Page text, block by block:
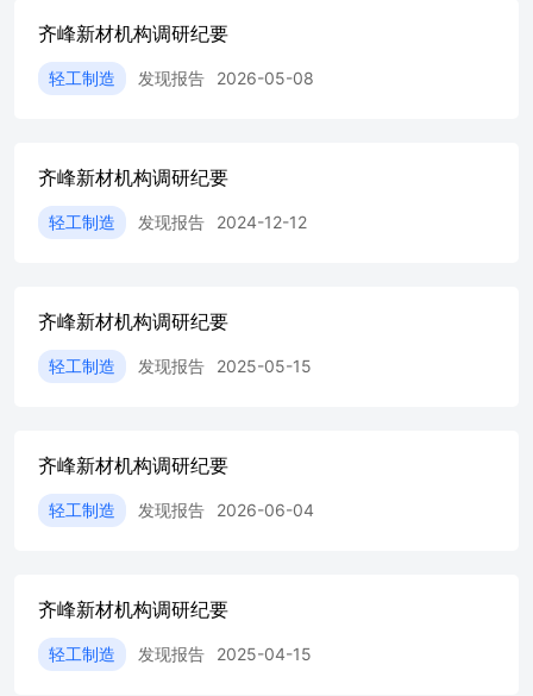
具的内部装饰,是一种“以纸代塑、以纸代木”的优良环保材
纸系列主要用于涂附磨具,被誉为“工业的美容师”,广泛应用
年度,公司实现归属于上市公司股东的净利润1.55亿元,同比
增长37.81%。公司2026年一季度归母净利润4011.18万元,同
比增长124.23%。 一季度经营业绩提升,系多因素协同作用:
量,持续优化产品结构,积极开拓海内外市场,依托规模化生产
与成熟供应链管控优势,使生产经营稳健向好。 三、公司分
红情况 公司自上市以来,每年均进行了分红,公司最近三个会
并保障企业长远发展的基础上,公司积极响应相关要求,通过
实施中期利润分配等方式,优化分红节奏,持续与投资者共享
发展成果,增强投资者获得感。 四、公司对钛白粉等原材料
的成本管控情况 公司深耕装饰原纸主业多年,积累完善钛白
态化开展配方改良与生产工艺优化,在保障成品品质达标基
自主技术积淀构筑行业竞争优势,钛白粉配方适配与精细化
齐峰新材机构调研纪要
轻工制造 发现报告 2026-05-08
齐峰新材机构调研纪要
轻工制造 发现报告 2024-12-12
齐峰新材机构调研纪要
轻工制造 发现报告 2025-05-15
齐峰新材机构调研纪要
轻工制造 发现报告 2026-06-04
齐峰新材机构调研纪要
轻工制造 发现报告 2025-04-15